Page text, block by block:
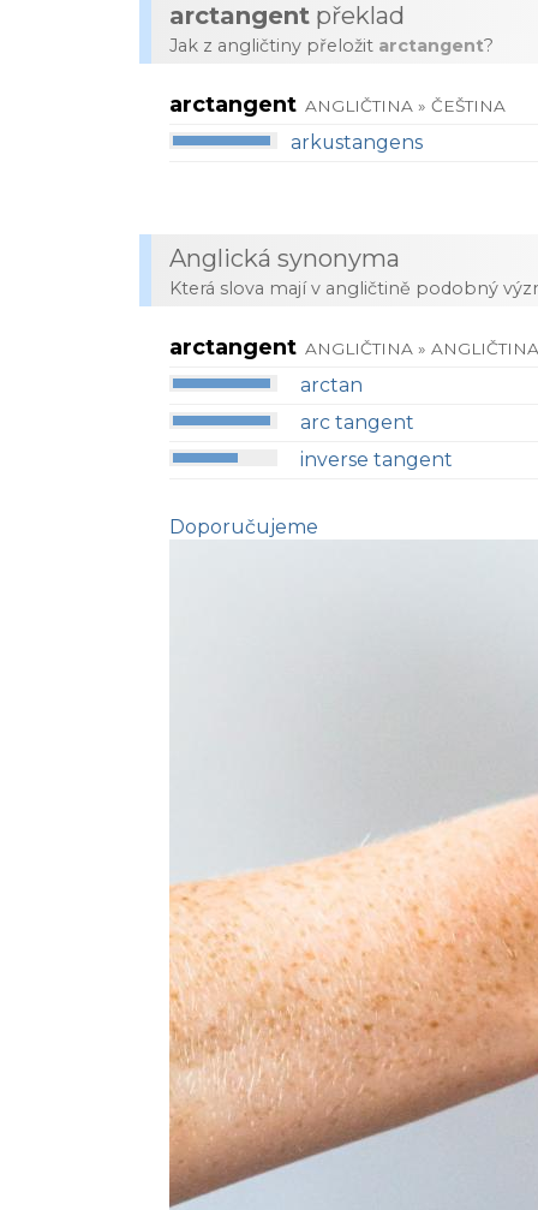
arctangent překlad
Jak z angličtiny přeložit arctangent?
arctangent ANGLIČTINA » ČEŠTINA
arkustangens
Anglická synonyma
Která slova mají v angličtině podobný
arctangent ANGLIČTINA »
arctan
arc tangent
inverse tangent
Doporučujeme